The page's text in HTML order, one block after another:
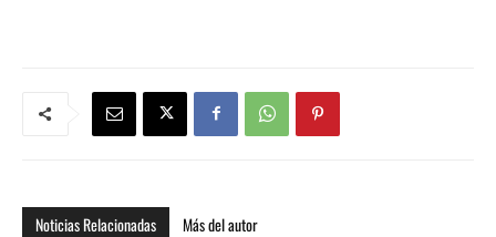
Noticias Relacionadas Más del autor